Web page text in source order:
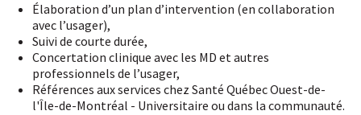
Élaboration d’un plan d’intervention (en collaboration
avec l’usager),
Suivi de courte durée,
Concertation clinique avec les MD et autres
professionnels de l’usager,
Références aux services chez Santé Québec Ouest-de-
l'Île-de-Montréal - Universitaire ou dans la communauté.